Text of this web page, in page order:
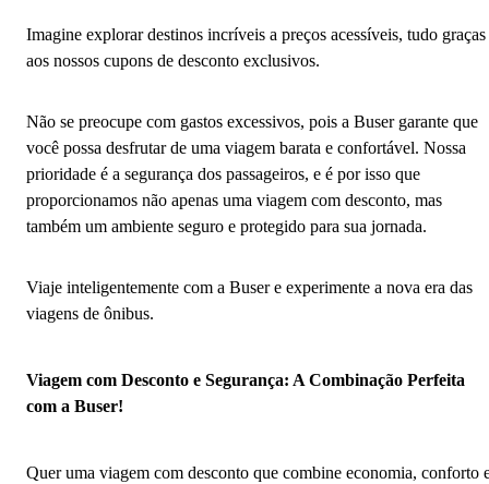
Imagine explorar destinos incríveis a preços acessíveis, tudo graças
aos nossos cupons de desconto exclusivos.
Não se preocupe com gastos excessivos, pois a Buser garante que
você possa desfrutar de uma viagem barata e confortável. Nossa
prioridade é a segurança dos passageiros, e é por isso que
proporcionamos não apenas uma viagem com desconto, mas
também um ambiente seguro e protegido para sua jornada.
Viaje inteligentemente com a Buser e experimente a nova era das
viagens de ônibus.
Viagem com Desconto e Segurança: A Combinação Perfeita
com a Buser!
Quer uma viagem com desconto que combine economia, conforto